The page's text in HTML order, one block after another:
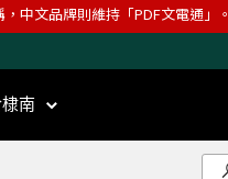
中文品牌則維持「PDF文電通」。
南